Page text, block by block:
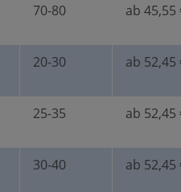
70-80 ab 45,55
20-30 ab 52,45
25-35 ab 52,45
30-40 ab 52,45